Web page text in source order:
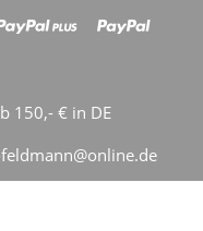
150,- € in DE